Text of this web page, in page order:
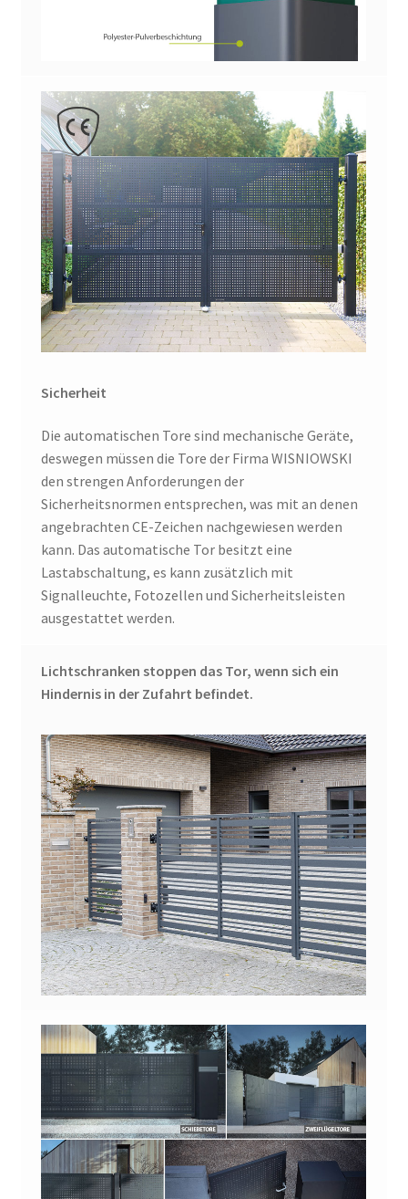
Sicherheit
Die automatischen Tore sind mechanische Geräte,
deswegen müssen die Tore der Firma WISNIOWSKI
den strengen Anforderungen der
Sicherheitsnormen entsprechen, was mit an denen
angebrachten CE-Zeichen nachgewiesen werden
kann. Das automatische Tor besitzt eine
Lastabschaltung, es kann zusätzlich mit
Signalleuchte, Fotozellen und Sicherheitsleisten
ausgestattet werden.
Lichtschranken stoppen das Tor, wenn sich ein
Hindernis in der Zufahrt befindet.